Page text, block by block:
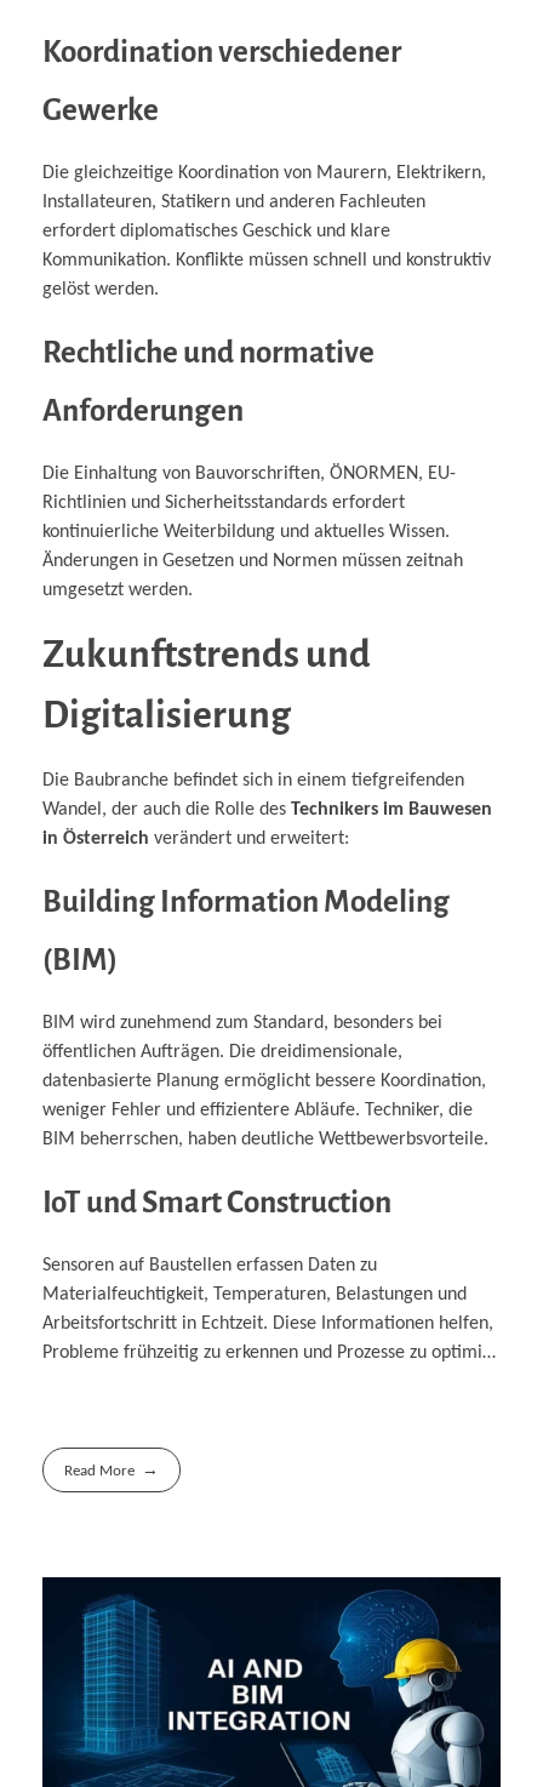
Koordination verschiedener
Gewerke
Die gleichzeitige Koordination von Maurern, Elektrikern,
Installateuren, Statikern und anderen Fachleuten
erfordert diplomatisches Geschick und klare
Kommunikation. Konflikte müssen schnell und konstruktiv
gelöst werden.
Rechtliche und normative
Anforderungen
Die Einhaltung von Bauvorschriften, ÖNORMEN, EU-
Richtlinien und Sicherheitsstandards erfordert
kontinuierliche Weiterbildung und aktuelles Wissen.
Änderungen in Gesetzen und Normen müssen zeitnah
umgesetzt werden.
Zukunftstrends und
Digitalisierung
Die Baubranche befindet sich in einem tiefgreifenden
Wandel, der auch die Rolle des Technikers im Bauwesen
in Österreich verändert und erweitert:
Building Information Modeling
(BIM)
BIM wird zunehmend zum Standard, besonders bei
öffentlichen Aufträgen. Die dreidimensionale,
datenbasierte Planung ermöglicht bessere Koordination,
weniger Fehler und effizientere Abläufe. Techniker, die
BIM beherrschen, haben deutliche Wettbewerbsvorteile.
IoT und Smart Construction
Sensoren auf Baustellen erfassen Daten zu
Materialfeuchtigkeit, Temperaturen, Belastungen und
Arbeitsfortschritt in Echtzeit. Diese Informationen helfen,
Probleme frühzeitig zu erkennen und Prozesse zu optimi…
Read More